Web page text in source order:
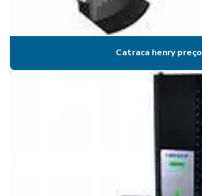
Catraca de acesso facial
Catraca de acesso valor
Catraca henry preço